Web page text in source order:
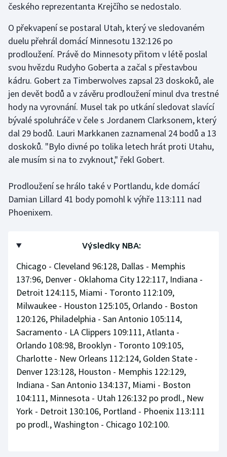
českého reprezentanta Krejčího se nedostalo.
O překvapení se postaral Utah, který ve sledovaném
duelu přehrál domácí Minnesotu 132:126 po
prodloužení. Právě do Minnesoty přitom v létě poslal
svou hvězdu Rudyho Goberta a začal s přestavbou
kádru. Gobert za Timberwolves zapsal 23 doskoků, ale
jen devět bodů a v závěru prodloužení minul dva trestné
hody na vyrovnání. Musel tak po utkání sledovat slavící
bývalé spoluhráče v čele s Jordanem Clarksonem, který
dal 29 bodů. Lauri Markkanen zaznamenal 24 bodů a 13
doskoků. "Bylo divné po tolika letech hrát proti Utahu,
ale musím si na to zvyknout," řekl Gobert.
Prodloužení se hrálo také v Portlandu, kde domácí
Damian Lillard 41 body pomohl k výhře 113:111 nad
Phoenixem.
Výsledky NBA:
Chicago - Cleveland 96:128, Dallas - Memphis
137:96, Denver - Oklahoma City 122:117, Indiana -
Detroit 124:115, Miami - Toronto 112:109,
Milwaukee - Houston 125:105, Orlando - Boston
120:126, Philadelphia - San Antonio 105:114,
Sacramento - LA Clippers 109:111, Atlanta -
Orlando 108:98, Brooklyn - Toronto 109:105,
Charlotte - New Orleans 112:124, Golden State -
Denver 123:128, Houston - Memphis 122:129,
Indiana - San Antonio 134:137, Miami - Boston
104:111, Minnesota - Utah 126:132 po prodl., New
York - Detroit 130:106, Portland - Phoenix 113:111
po prodl., Washington - Chicago 102:100.